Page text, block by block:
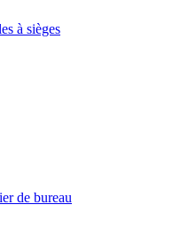
à sièges
de bureau